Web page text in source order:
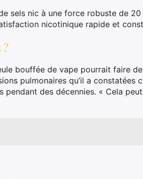
sels nic à une force robuste de
nicotinique rapide et
?
bouffée de vape pourrait faire
pulmonaires qu’il a constatées
pendant des décennies. « Cela peut